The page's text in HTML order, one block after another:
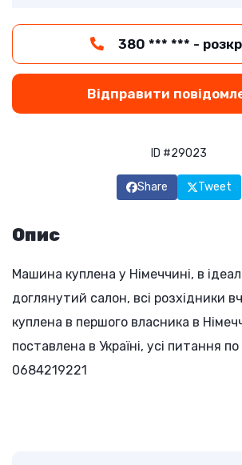
380 *** *** -
Відправити
ID #29023
Share Tweet
Опис
Машина куплена у Німеччині, в
доглянутий салон, всі розхідники
куплена в першого власника в
поставлена в Україні, усі питання
0684219221